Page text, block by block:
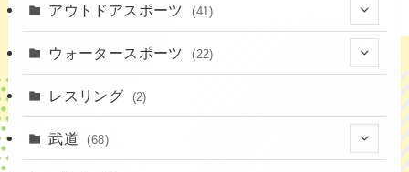
(37)
(18)
(20)
(14)
(16)
アウトドアスポーツ (41)
(4)
(8)
ウォータースポーツ (22)
(7)
(15)
レスリング (2)
武道 (68)